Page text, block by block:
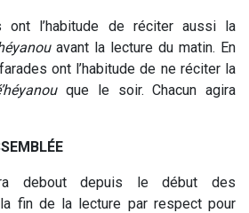
ont l’habitude de réciter aussi la
avant la lecture du matin. En
ont l’habitude de ne réciter la
que le soir. Chacun agira
debout depuis le début des
la fin de la lecture par respect pour